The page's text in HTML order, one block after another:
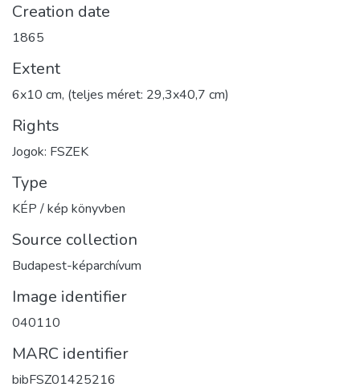
Creation date
1865
Extent
6x10 cm, (teljes méret: 29,3x40,7 cm)
Rights
Jogok: FSZEK
Type
KÉP / kép könyvben
Source collection
Budapest-képarchívum
Image identifier
040110
MARC identifier
bibFSZ01425216